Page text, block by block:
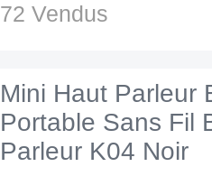
72 Vendus
Mini Haut Parleur
Portable Sans Fil
Parleur K04 Noir